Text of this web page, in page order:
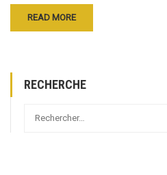
READ MORE
RECHERCHE